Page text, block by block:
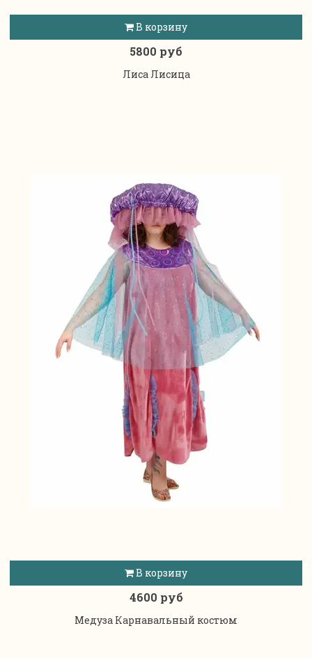
В корзину
5800 руб
Лиса Лисица
В корзину
4600 руб
Медуза Карнавальный костюм